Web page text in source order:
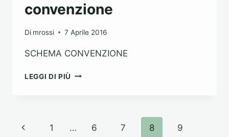
convenzione
Di mrossi 7 Aprile 2016
SCHEMA CONVENZIONE
LEGGI DI PIÙ SCHEMA
Navigazione
Pagina
1 … 6 7 8 9